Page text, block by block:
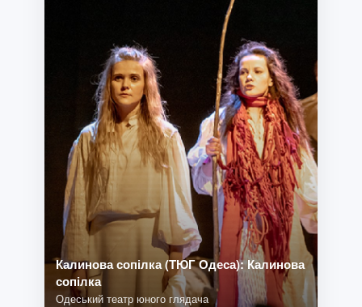
Калинова сопілка (ТЮГ Одеса): Калинова
сопілка
Одеський театр юного глядача